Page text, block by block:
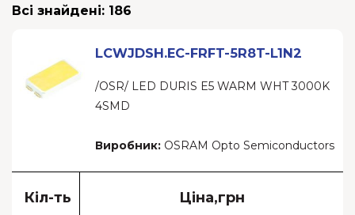
Всі знайдені: 186
LCWJDSH.EC-FRFT-5R8T-L1N2
/OSR/ LED DURIS E5 WARM WHT 3000K
4SMD
Виробник: OSRAM Opto Semiconductors
Кіл-ть
Ціна,грн